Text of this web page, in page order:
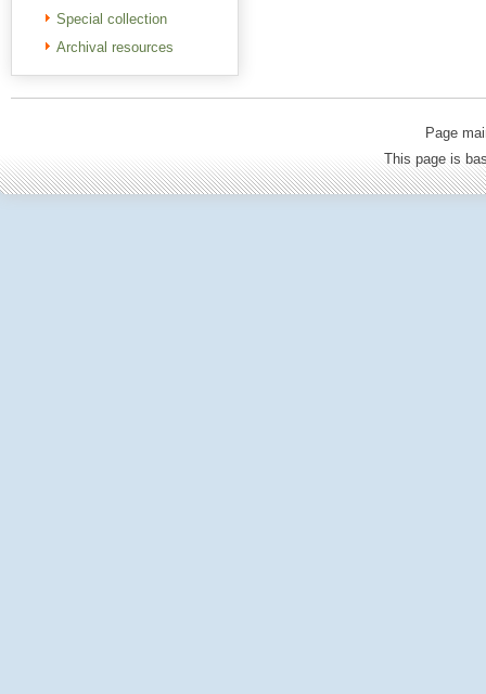
Special collection
Archival resources
Page
This page is